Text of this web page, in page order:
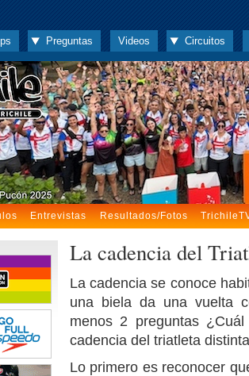
Preguntas Videos Circuitos
Entrevistas Resultados/Fotos
La cadencia del
La cadencia se conoce
una biela da una vuelta
menos 2 preguntas
cadencia del triatleta
Lo primero es reconocer